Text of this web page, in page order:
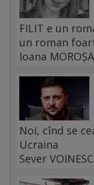
FILIT e un
un roman
Ioana
Noi, cînd se
Ucraina
Sever